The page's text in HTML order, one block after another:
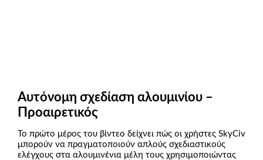
Αυτόνομη σχεδίαση αλουμινίου –
Προαιρετικός
Το πρώτο μέρος του βίντεο δείχνει πώς οι χρήστες SkyCiv
μπορούν να πραγματοποιούν απλούς σχεδιαστικούς
ελέγχους στα αλουμινένια μέλη τους χρησιμοποιώντας